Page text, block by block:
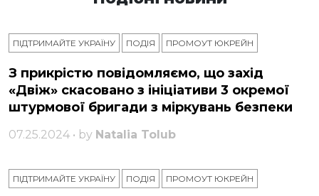
ПІДТРИМАЙТЕ УКРАЇНУ ПОДІЯ ПРОМОУТ ЮКРЕЙН
З прикрістю повідомляємо, що захід
«Двіж» скасовано з ініціативи 3 окремої
штурмової бригади з міркувань безпеки
07.25.2024 • by Natalia Tolub
ПІДТРИМАЙТЕ УКРАЇНУ ПОДІЯ ПРОМОУТ ЮКРЕЙН